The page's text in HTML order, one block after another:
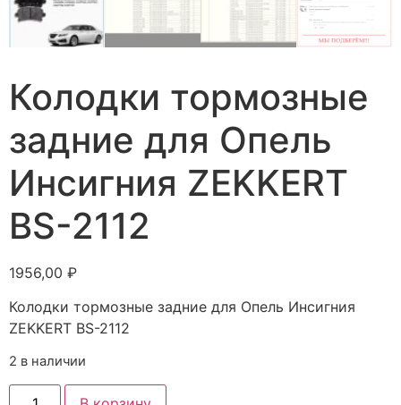
Колодки тормозные
задние для Опель
Инсигния ZEKKERT
BS-2112
1956,00 ₽
Колодки тормозные задние для Опель Инсигния
ZEKKERT BS-2112
2 в наличии